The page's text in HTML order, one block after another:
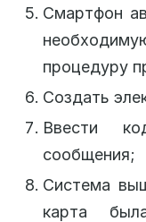
Смартфон
процедуру
Создать
Ввести
сообщения;
Система
карта